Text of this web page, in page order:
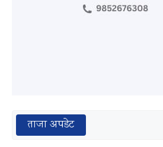
ताजा अपडेट